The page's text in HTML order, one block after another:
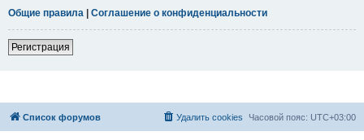
Общие правила | Соглашение о конфиденциальности
Регистрация
Список форумов Часовой пояс: UTC+03:00
Удалить cookies